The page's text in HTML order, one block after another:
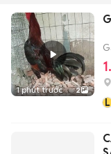
1 phút trước 2
L